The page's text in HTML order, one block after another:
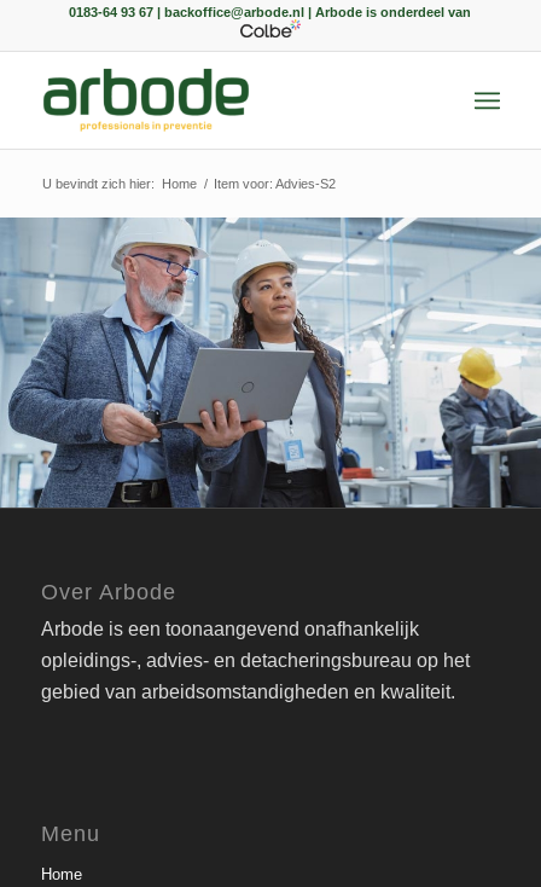
0183-64 93 67 | backoffice@arbode.nl | Arbode is onderdeel van
U bevindt zich hier: Home / Item voor: Advies-S2
Over Arbode
Arbode is een toonaangevend onafhankelijk
opleidings-, advies- en detacheringsbureau op het
gebied van arbeidsomstandigheden en kwaliteit.
Menu
Home